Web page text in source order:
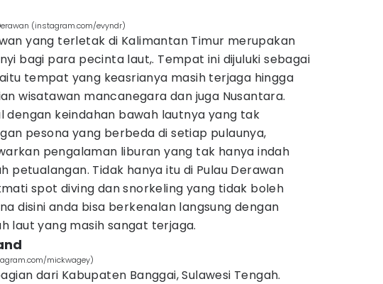
(instagram.com/evyndr)
yang terletak di Kalimantan Timur merupakan
bagi para pecinta laut,. Tempat ini dijuluki sebagai
tempat yang keasrianya masih terjaga hingga
wisatawan mancanegara dan juga Nusantara.
dengan keindahan bawah lautnya yang tak
pesona yang berbeda di setiap pulaunya,
pengalaman liburan yang tak hanya indah
petualangan. Tidak hanya itu di Pulau Derawan
spot diving dan snorkeling yang tidak boleh
disini anda bisa berkenalan langsung dengan
laut yang masih sangat terjaga.
mickwagey)
dari Kabupaten Banggai, Sulawesi Tengah.